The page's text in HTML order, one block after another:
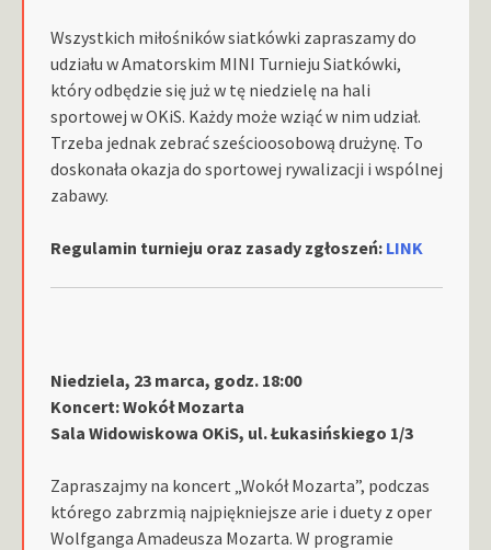
Wszystkich miłośników siatkówki zapraszamy do
udziału w Amatorskim MINI Turnieju Siatkówki,
który odbędzie się już w tę niedzielę na hali
sportowej w OKiS. Każdy może wziąć w nim udział.
Trzeba jednak zebrać sześcioosobową drużynę. To
doskonała okazja do sportowej rywalizacji i wspólnej
zabawy.
Regulamin turnieju oraz zasady zgłoszeń: LINK
Niedziela, 23 marca, godz. 18:00
Koncert: Wokół Mozarta
Sala Widowiskowa OKiS, ul. Łukasińskiego 1/3
Zapraszajmy na koncert „Wokół Mozarta”, podczas
którego zabrzmią najpiękniejsze arie i duety z oper
Wolfganga Amadeusza Mozarta. W programie